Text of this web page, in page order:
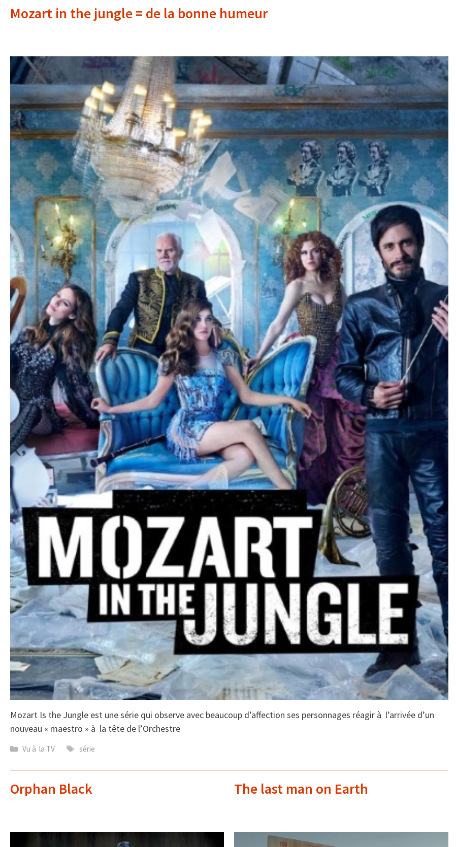
Mozart in the jungle = de la bonne humeur
Mozart Is the Jungle est une série qui observe avec beaucoup d’affection ses personnages réagir à l’arrivée d’un
nouveau « maestro » à la tête de l’Orchestre
Catégories
Vu à la TV Étiquettes
série
Orphan Black The last man on Earth